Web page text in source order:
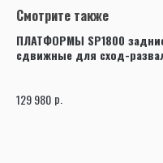
Смотрите также
ПЛАТФОРМЫ SP1800
сдвижные для сход-
129 980 р.